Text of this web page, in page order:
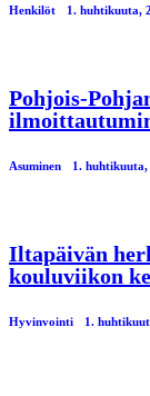
Henkilöt 1. huhtikuuta,
Pohjois-
Asuminen 1. huhtikuuta,
Iltapäivän
kouluviikon
Hyvinvointi 1.